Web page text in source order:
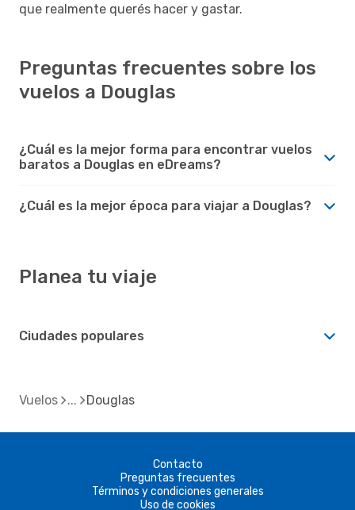
que realmente querés hacer y gastar.
Preguntas frecuentes sobre los
vuelos a Douglas
¿Cuál es la mejor forma para encontrar vuelos
baratos a Douglas en eDreams?
¿Cuál es la mejor época para viajar a Douglas?
Planea tu viaje
Ciudades populares
Vuelos Douglas
Contacto
Preguntas frecuentes
Términos y condiciones generales
Uso de cookies